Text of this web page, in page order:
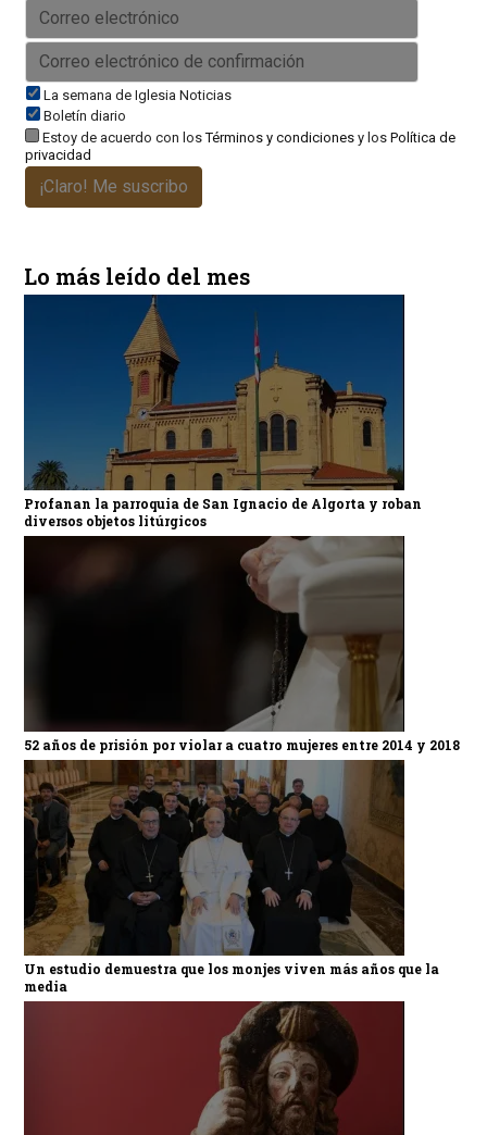
La semana de Iglesia Noticias
Boletín diario
Estoy de acuerdo con losTérminos y condicionesy los Política de
privacidad
¡Claro! Me suscribo
Lo más leído del mes
Profanan la parroquia de San Ignacio de Algorta y roban
diversos objetos litúrgicos
52 años de prisión por violar a cuatro mujeres entre 2014 y 2018
Un estudio demuestra que los monjes viven más años que la
media